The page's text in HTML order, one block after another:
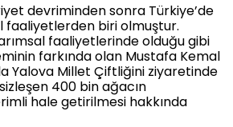
devriminden sonra Türkiye’de
faaliyetlerden biri olmuştur.
faaliyetlerinde olduğu gibi
farkında olan Mustafa Kemal
Yalova Millet Çiftliğini ziyaretinde
400 bin ağacın
hale getirilmesi hakkında